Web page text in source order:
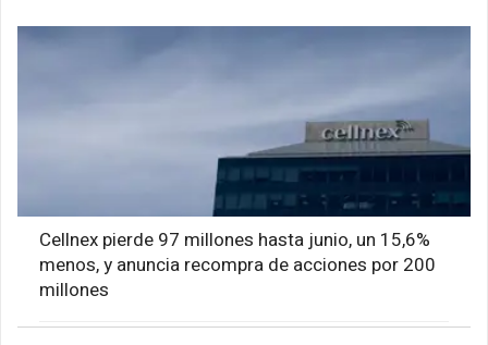
Cellnex pierde 97 millones hasta junio, un 15,6%
menos, y anuncia recompra de acciones por 200
millones